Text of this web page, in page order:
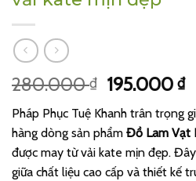
280.000₫ Giá
gốc
là:
280.000
195.000₫
Pháp Phục Tuệ Khanh trân trọng
hàng dòng sản phẩm Đồ Lam Vạt
được may từ vải kate mịn đẹp.
giữa chất liệu cao cấp và thiết kế